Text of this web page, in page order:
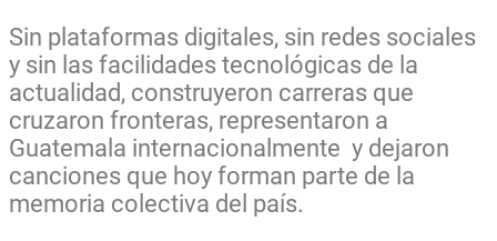
Sin plataformas digitales, sin redes sociales
y sin las facilidades tecnológicas de la
actualidad, construyeron carreras que
cruzaron fronteras, representaron a
Guatemala internacionalmente y dejaron
canciones que hoy forman parte de la
memoria colectiva del país.